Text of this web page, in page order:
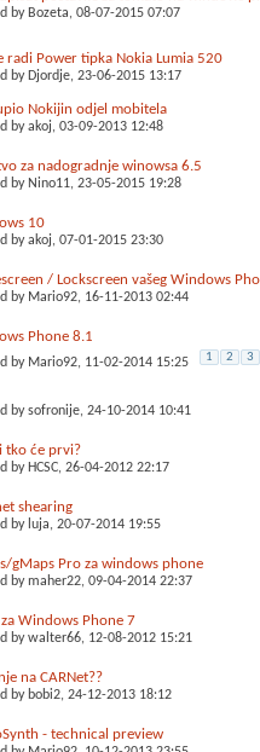
by Bozeta, 08-07-2015 07:07
radi Power tipka Nokia Lumia 520
by Djordje, 23-06-2015 13:17
Nokijin odjel mobitela
byakoj, 03-09-2013 12:48
za nadogradnje winowsa 6.5
by Nino11, 23-05-2015 19:28
10
byakoj, 07-01-2015 23:30
/ Lockscreen vašeg Windows
by Mario92, 16-11-2013 02:44
Phone 8.1
by Mario92, 11-02-2014 15:25 1 2 3
bysofronije, 24-10-2014 10:41
tko će prvi?
by HCSC, 26-04-2012 22:17
shearing
by luja, 20-07-2014 19:55
gMaps Pro za windows phone
bymaher22, 09-04-2014 22:37
Windows Phone 7
bywalter66, 12-08-2012 15:21
na CARNet??
by bobi2, 24-12-2013 18:12
- technical preview